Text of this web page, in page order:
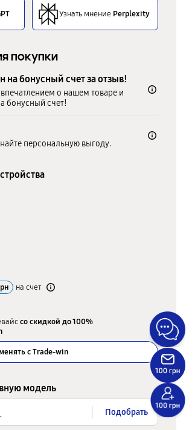
Узнать мнение Perplexity
покупки
на бонусный счет за отзыв!
о нашем товаре и
бонусный счет!
персональную выгоду.
на счет
со скидкой до 100%
с Trade-win
модель
Подобрать